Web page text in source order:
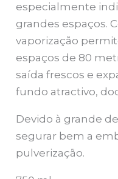
especialmente
grandes espaços.
vaporização
espaços de 80
saída frescos e
fundo atractivo,
Devido à grande
segurar bem a
pulverização.